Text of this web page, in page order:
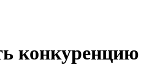
конкуренцию